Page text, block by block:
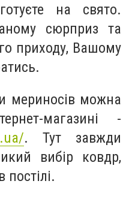
на свято.
сюрприз та
приходу, Вашому
мериносів можна
магазині -
. Тут завжди
вибір ковдр,